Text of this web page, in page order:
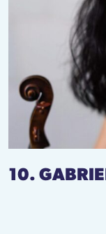
10.